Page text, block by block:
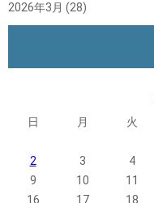
2026年3月 (28)
日
月 火
2
3 4
9
10 11
16
17 18